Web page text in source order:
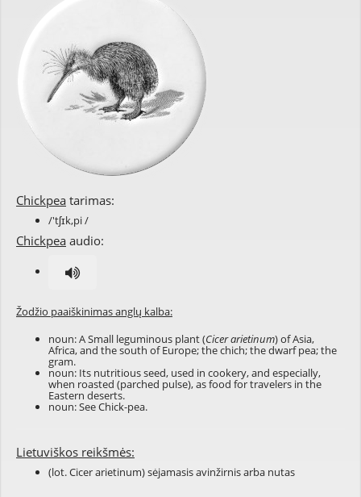
Chickpea tarimas:
/'tʃɪk,pi /
Chickpea audio:
Žodžio paaiškinimas anglų kalba:
noun: A Small leguminous plant (Cicer arietinum) of Asia,
Africa, and the south of Europe; the chich; the dwarf pea; the
gram.
noun: Its nutritious seed, used in cookery, and especially,
when roasted (parched pulse), as food for travelers in the
Eastern deserts.
noun: See Chick-pea.
Lietuviškos reikšmės:
(lot. Cicer arietinum) sėjamasis avinžirnis arba nutas